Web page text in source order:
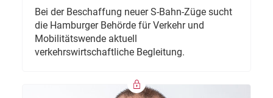
Bei der Beschaffung neuer S-Bahn-Züge sucht
die Hamburger Behörde für Verkehr und
Mobilitätswende aktuell
verkehrswirtschaftliche Begleitung.